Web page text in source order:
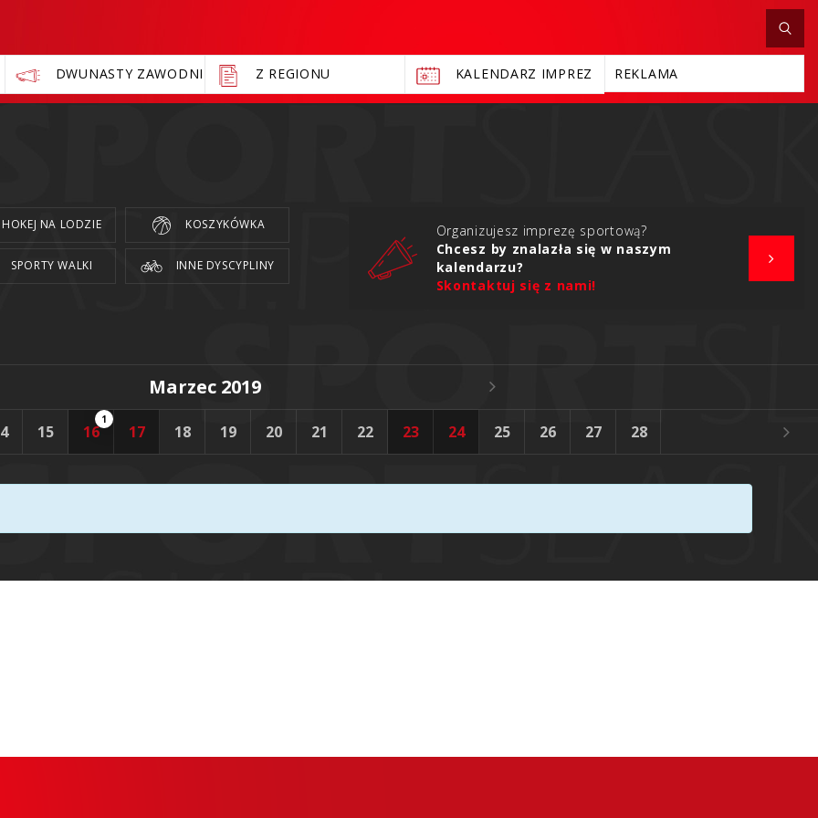
DWUNASTY ZAWODNIK Z REGIONU KALENDARZ IMPREZ REKLAMA
HOKEJ NA LODZIE KOSZYKÓWKA
SPORTY WALKI INNE DYSCYPLINY
Organizujesz imprezę sportową?
Chcesz by znalazła się w naszym
kalendarzu?
Skontaktuj się z nami!
Marzec 2019
15
1
16 17 18 19 20 21 22 23 24 25 26 27 28 31